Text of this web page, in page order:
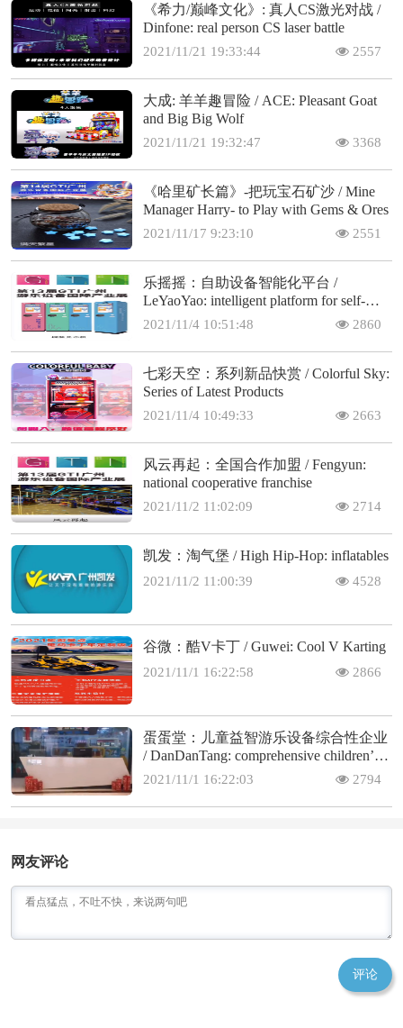
《希力/巅峰文化》: 真人CS激光对战 /
Dinfone: real person CS laser battle
2021/11/21 19:33:44 2557
大成: 羊羊趣冒险 / ACE: Pleasant Goat
and Big Big Wolf
2021/11/21 19:32:47 3368
《哈里矿长篇》-把玩宝石矿沙 / Mine
Manager Harry- to Play with Gems & Ores
2021/11/17 9:23:10 2551
乐摇摇：自助设备智能化平台 /
LeYaoYao: intelligent platform for self-
service machines
2021/11/4 10:51:48 2860
七彩天空：系列新品快赏 / Colorful Sky:
Series of Latest Products
2021/11/4 10:49:33 2663
风云再起：全国合作加盟 / Fengyun:
national cooperative franchise
2021/11/2 11:02:09 2714
凯发：淘气堡 / High Hip-Hop: inflatables
2021/11/2 11:00:39 4528
谷微：酷V卡丁 / Guwei: Cool V Karting
2021/11/1 16:22:58 2866
蛋蛋堂：儿童益智游乐设备综合性企业
/ DanDanTang: comprehensive children’s
educational amusement
2021/11/1 16:22:03 2794
网友评论
评论